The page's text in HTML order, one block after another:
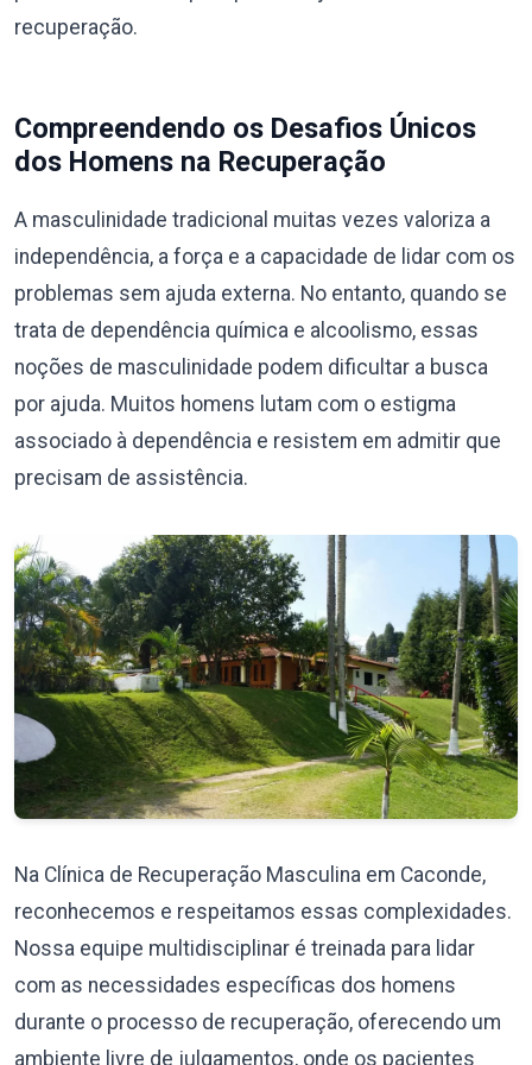
recuperação.
Compreendendo os Desafios Únicos
dos Homens na Recuperação
A masculinidade tradicional muitas vezes valoriza a
independência, a força e a capacidade de lidar com os
problemas sem ajuda externa. No entanto, quando se
trata de dependência química e alcoolismo, essas
noções de masculinidade podem dificultar a busca
por ajuda. Muitos homens lutam com o estigma
associado à dependência e resistem em admitir que
precisam de assistência.
Na Clínica de Recuperação Masculina em Caconde,
reconhecemos e respeitamos essas complexidades.
Nossa equipe multidisciplinar é treinada para lidar
com as necessidades específicas dos homens
durante o processo de recuperação, oferecendo um
ambiente livre de julgamentos, onde os pacientes